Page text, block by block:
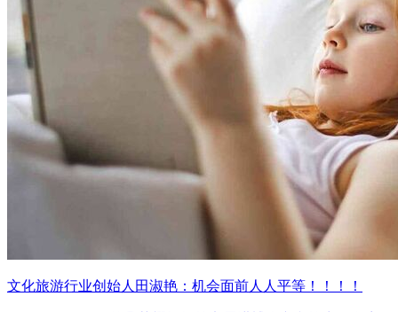
文化旅游行业创始人田淑艳：机会面前人人平等！！！！